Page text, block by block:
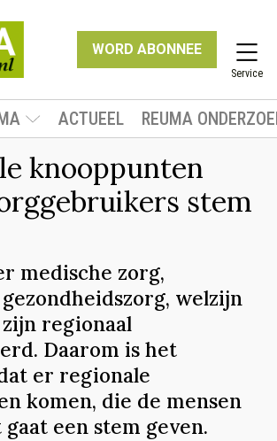
WORD ABONNEE
Service
ACTUEEL REUMA
knooppunten
stem
medische zorg,
welzijn
regionaal
Daarom is het
er regionale
komen, die de mensen
een stem geven.